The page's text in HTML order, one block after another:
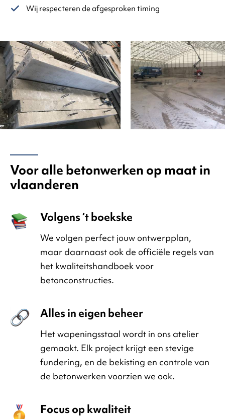
Wij respecteren de afgesproken timing
Voor alle betonwerken op maat in
vlaanderen
Volgens ’t boekske
We volgen perfect jouw ontwerpplan,
maar daarnaast ook de officiële regels van
het kwaliteitshandboek voor
betonconstructies.
Alles in eigen beheer
Het wapeningsstaal wordt in ons atelier
gemaakt. Elk project krijgt een stevige
fundering, en de bekisting en controle van
de betonwerken voorzien we ook.
Focus op kwaliteit